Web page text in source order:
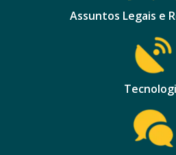
Assuntos Legais e